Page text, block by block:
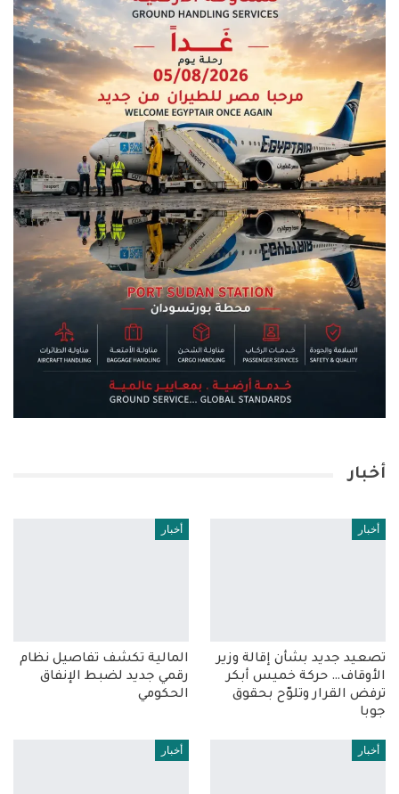
أخبار
أخبار
تصعيد جديد بشأن إقالة وزير
الأوقاف… حركة خميس أبكر
ترفض القرار وتلوّح بحقوق
جوبا
أخبار
المالية تكشف تفاصيل نظام
رقمي جديد لضبط الإنفاق
الحكومي
أخبار أخبار